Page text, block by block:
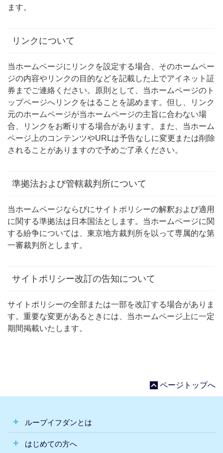
ます。
リンクについて
当ホームページにリンクを設定する場合、そのホームペー
ジの内容やリンクの目的などを記載した上でアイネット証
券までご連絡ください。原則として、当ホームページのト
ップページへリンクをはることを認めます。但し、リンク
元のホームページが当ホームページの主旨に合わない場
合、リンクをお断りする場合があります。また、当ホーム
ページ上のコンテンツやURLは予告なしに変更または削除
されることがありますので予めご了承ください。
準拠法および管轄裁判所について
当ホームページならびにサイトポリシーの解釈および適用
に関する準拠法は日本国法とします。当ホームページに関
する紛争については、東京地方裁判所を以って専属的な第
一審裁判所とします。
サイトポリシー改訂の告知について
サイトポリシーの全部または一部を改訂する場合がありま
す。重要な変更があるときには、当ホームページ上に一定
期間掲載いたします。
ページトップへ
ループイフダンとは
はじめての方へ